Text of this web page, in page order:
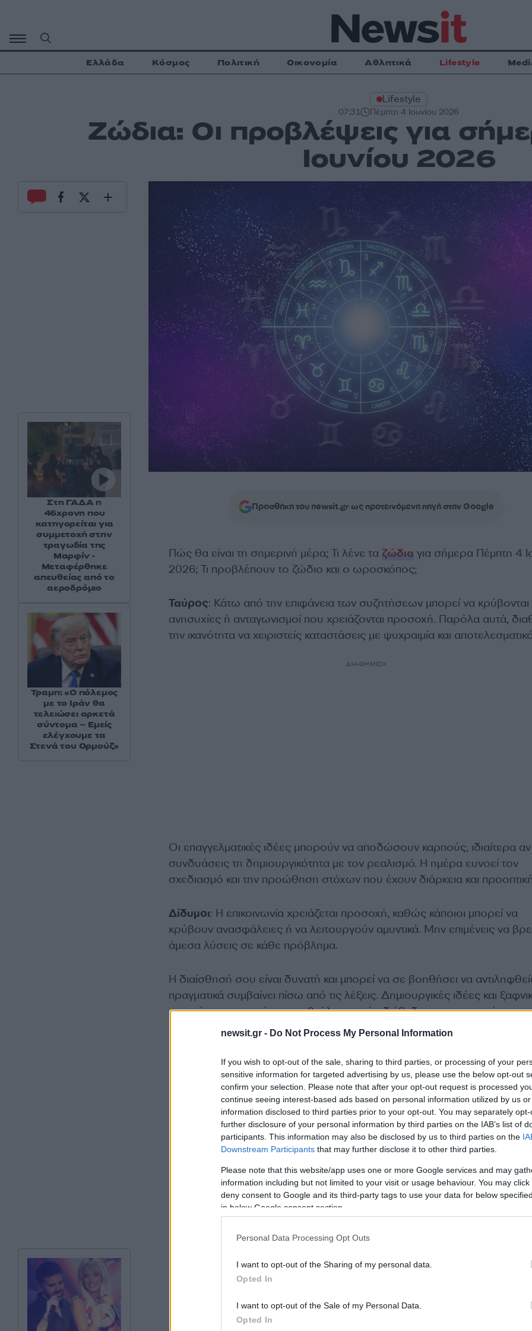
newsit.gr - Do Not Process My Personal Information
If you wish to opt-out of the sale, sharing to third parties, or processing of your
sensitive information for targeted advertising by us, please use the below opt-out
confirm your selection. Please note that after your opt-out request is processed
continue seeing interest-based ads based on personal information utilized by us
information disclosed to third parties prior to your opt-out. You may separately
further disclosure of your personal information by third parties on the IAB’s list of
participants. This information may also be disclosed by us to third parties on the
Downstream Participants that may further disclose it to other third parties.
Please note that this website/app uses one or more Google services and may
information including but not limited to your visit or usage behaviour. You may
deny consent to Google and its third-party tags to use your data for below
in below Google consent section.
Personal Data Processing Opt Outs
I want to opt-out of the Sharing of my personal data.
Opted In
I want to opt-out of the Sale of my Personal Data.
Opted In
περιεχόμενο
Ελλάδα Κόσμος Πολιτική Οικονομία Αθλητικά Lifestyle
Lifestyle
07:31 Πέμπτη 4 Ιουνίου 2026
Ζώδια: Οι προβλέψεις για
Ιουνίου 2026
Προσθήκη του newsit.gr ως προτεινόμενη πηγή στην Google
Πώς θα είναι τη σημερινή μέρα; Τι λένε τα ζώδιαγια σήμερα Πέμπτη 4
2026; Τι προβλέπουν το ζώδιο και ο ωροσκόπος;
Ταύρος: Κάτω από την επιφάνεια των συζητήσεων μπορεί να κρύβονται
ανησυχίες ή ανταγωνισμοί που χρειάζονται προσοχή. Παρόλα αυτά,
την ικανότητα να χειριστείς καταστάσεις με ψυχραιμία και
ΔΙΑΦΗΜΙΣΗ
Οι επαγγελματικές ιδέες μπορούν να αποδώσουν καρπούς, ιδιαίτερα αν
συνδυάσεις τη δημιουργικότητα με τον ρεαλισμό. Η ημέρα ευνοεί τον
σχεδιασμό και την προώθηση στόχων που έχουν διάρκεια και
Δίδυμοι: Η επικοινωνία χρειάζεται προσοχή, καθώς κάποιοι μπορεί να
κρύβουν ανασφάλειες ή να λειτουργούν αμυντικά. Μην επιμένεις να
άμεσα λύσεις σε κάθε πρόβλημα.
Η διαίσθησή σου είναι δυνατή και μπορεί να σε βοηθήσει να
πραγματικά συμβαίνει πίσω από τις λέξεις. Δημιουργικές ιδέες και
εμπνεύσεις μπορούν να σε βγάλουν από αδιέξοδα και να ανανεώσουν
διάθεσή σου.
Στη ΓΑΔΑ η
46χρονη που
κατηγορείται για
συμμετοχή στην
τραγωδία της
Μαρφίν -
Μεταφέρθηκε
απευθείας από το
αεροδρόμιο
Τραμπ: «Ο πόλεμος
με το Ιράν θα
τελειώσει αρκετά
σύντομα – Εμείς
ελέγχουμε τα
Στενά του Ορμούζ»